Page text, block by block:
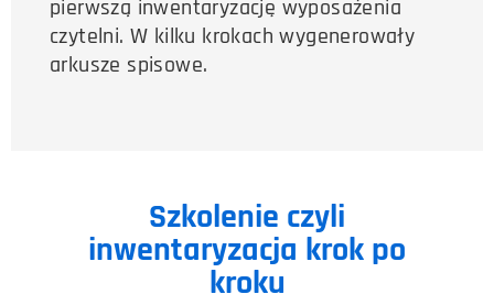
pierwszą inwentaryzację wyposażenia
czytelni. W kilku krokach wygenerowały
arkusze spisowe.
Szkolenie czyli
inwentaryzacja krok po
kroku